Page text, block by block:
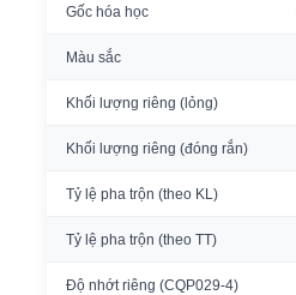
Gốc hóa học
Màu sắc
Khối lượng riêng (lỏng)
Khối lượng riêng (đóng rắn)
Tỷ lệ pha trộn (theo KL)
Tỷ lệ pha trộn (theo TT)
Độ nhớt riêng (CQP029-4)